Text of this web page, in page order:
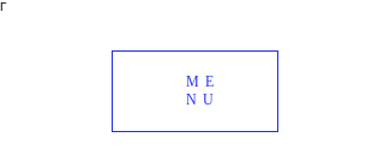
Γ
ME
NU